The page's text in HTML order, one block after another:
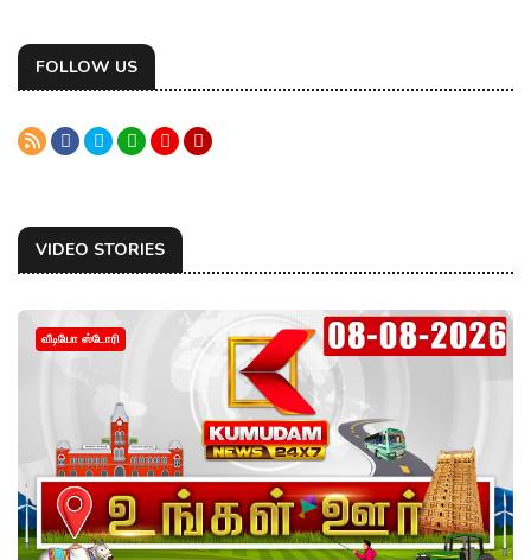
FOLLOW US
VIDEO STORIES
வீடியோ ஸ்டோரி